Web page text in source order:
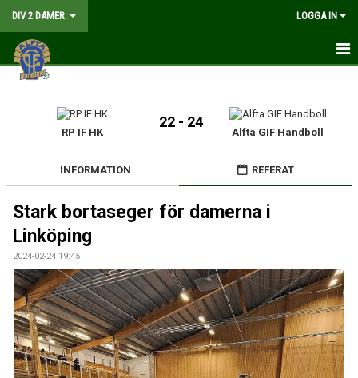
DIV 2 DAMER LOGGA IN
HEM
MATCHER
KALENDER
TRUPPEN
DOKUMENT
KONTAKT
LIVESÄNDNING
RP IF HK
22 - 24
Alfta GIF Handboll
INFORMATION REFERAT
Stark bortaseger för damerna i
Linköping
2024-02-24 19:45